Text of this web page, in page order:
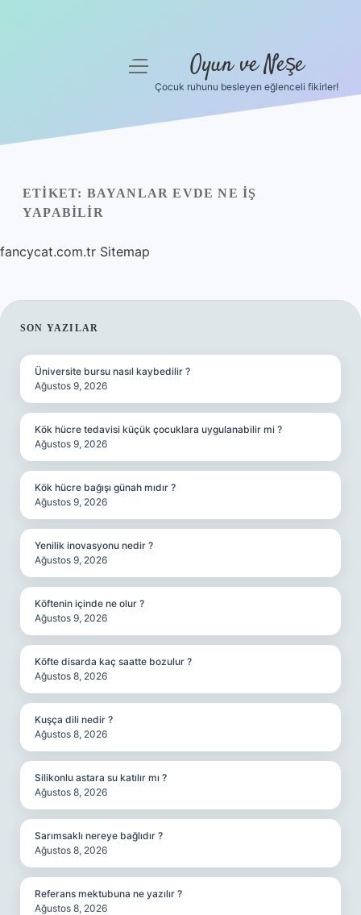
Yasal Uyarı
menüyü
Oyun ve Neşe
Çocuk ruhunu besleyen eğlenceli fikirler!
ETIKET: BAYANLAR EVDE NE IŞ
YAPABILIR
fancycat.com.tr Sitemap
SIDEBAR
SON YAZILAR
Üniversite bursu nasıl kaybedilir ?
Ağustos 9, 2026
Kök hücre tedavisi küçük çocuklara uygulanabilir mi ?
Ağustos 9, 2026
Kök hücre bağışı günah mıdır ?
Ağustos 9, 2026
Yenilik inovasyonu nedir ?
Ağustos 9, 2026
Köftenin içinde ne olur ?
Ağustos 9, 2026
Köfte disarda kaç saatte bozulur ?
Ağustos 8, 2026
Kuşça dili nedir ?
Ağustos 8, 2026
Silikonlu astara su katılır mı ?
Ağustos 8, 2026
Sarımsaklı nereye bağlıdır ?
Ağustos 8, 2026
Referans mektubuna ne yazılır ?
Ağustos 8, 2026